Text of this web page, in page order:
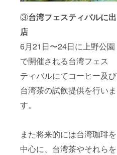
③台湾フェスティバルに出
店
6月21日〜24日に上野公園
で開催される台湾フェス
ティバルにてコーヒー及び
台湾茶の試飲提供を行いま
す。
また将来的には台湾珈琲を
中心に、台湾茶やそれらを